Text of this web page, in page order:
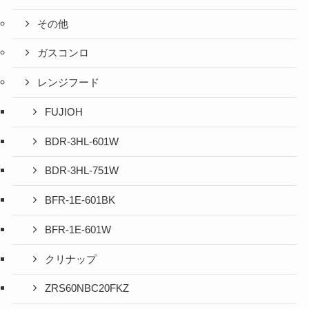
その他
ガスコンロ
レンジフード
FUJIOH
BDR-3HL-601W
BDR-3HL-751W
BFR-1E-601BK
BFR-1E-601W
クリナップ
ZRS60NBC20FKZ